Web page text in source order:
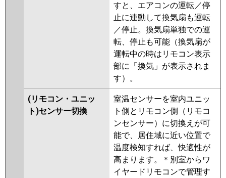
すと、エアコンの運転／停
止に連動して換気扇も運転
／停止。換気扇単独での運
転、停止も可能（換気扇が
運転中の時はリモコン表示
部に「換気」が表示されま
す）。
(リモコン・ユニッ
ト)センサー切換
室温センサーを室内ユニッ
ト側とリモコン側（リモコ
ンセンサー）に切換えが可
能で、居住域に近い位置で
温度検知すれば、快適性が
高まります。＊別室からワ
イヤードリモコンで管理す